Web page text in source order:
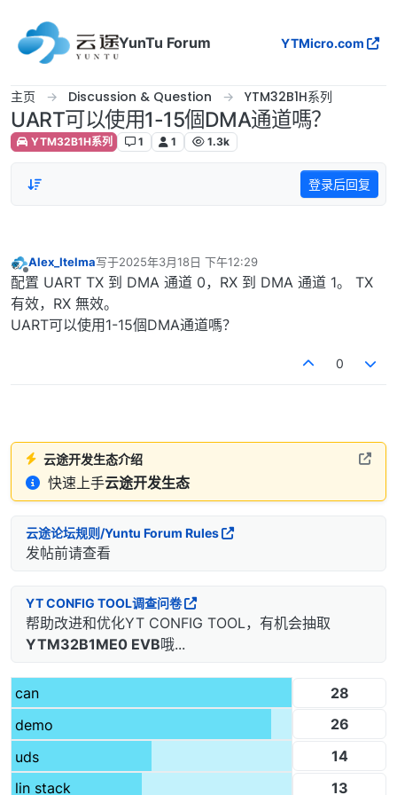
YunTu Forum
YTMicro.com
主页 Discussion & Question YTM32B1H系列
UART可以使用1-15個DMA通道嗎？
YTM32B1H系列 1 1 1.3k
登录后回复
离线
Alex_Itelma写于2025年3月18日 下午12:29
最后由 编辑
配置 UART TX 到 DMA 通道 0，RX 到 DMA 通道 1。 TX
有效，RX 無效。
UART可以使用1-15個DMA通道嗎？
0
云途开发生态介绍
快速上手云途开发生态
云途论坛规则/Yuntu Forum Rules
发帖前请查看
YT CONFIG TOOL调查问卷
帮助改进和优化YT CONFIG TOOL，有机会抽取
YTM32B1ME0 EVB哦...
can
28
demo
26
uds
14
lin stack
13